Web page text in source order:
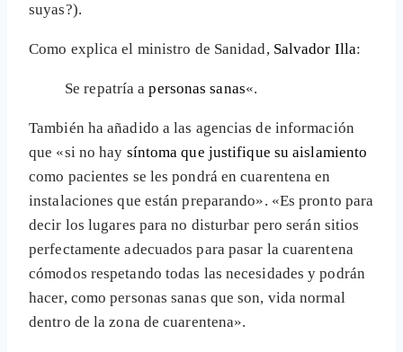
suyas?).
Como explica el ministro de Sanidad, Salvador Illa:
Se repatría apersonas sanas«.
También ha añadido a las agencias de información
que «si no hay síntoma que justifique su aislamiento
como pacientes se les pondrá en cuarentena en
instalaciones que están preparando». «Es pronto para
decir los lugares para no disturbar pero serán sitios
perfectamente adecuados para pasar la cuarentena
cómodos respetando todas las necesidades y podrán
hacer, como personas sanas que son, vida normal
dentro de la zona de cuarentena».